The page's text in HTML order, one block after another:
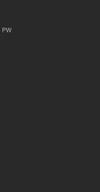
PW